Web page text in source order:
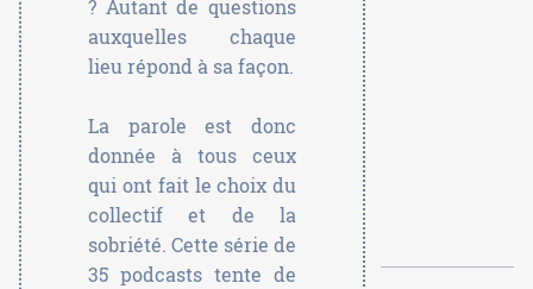
? Autant de questions
auxquelles chaque
lieu répond à sa façon.
La parole est donc
donnée à tous ceux
qui ont fait le choix du
collectif et de la
sobriété. Cette série de
35 podcasts tente de